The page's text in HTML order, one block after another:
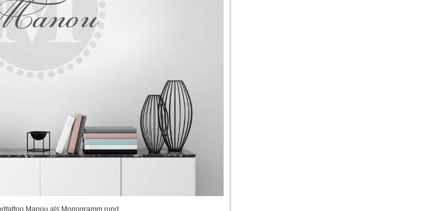
Manou als Monogramm rund